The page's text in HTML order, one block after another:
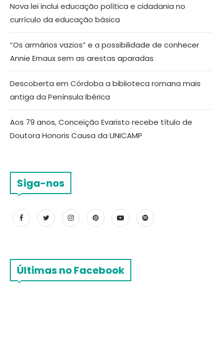
Nova lei inclui educação política e cidadania no
currículo da educação básica
“Os armários vazios” e a possibilidade de conhecer
Annie Ernaux sem as arestas aparadas
Descoberta em Córdoba a biblioteca romana mais
antiga da Península Ibérica
Aos 79 anos, Conceição Evaristo recebe título de
Doutora Honoris Causa da UNICAMP
Siga-nos
Últimas no Facebook